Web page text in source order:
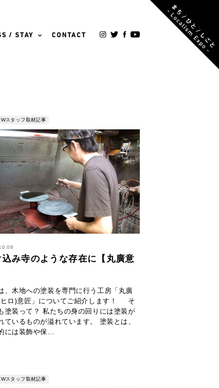
/ STAY CONTACT
スタッフ取材記事
込み寺のような存在に【丸廣意
、木地への塗装を専門に行う工房「丸廣
ロ)意匠」についてご紹介します！ そ
塗装って？ 私たちの身の回りには塗装が
ているものが溢れています。 塗装とは、
には装飾や保…
スタッフ取材記事